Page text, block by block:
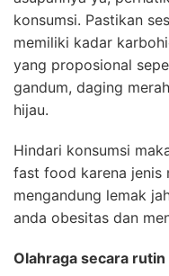
konsumsi. Pastikan
memiliki kadar
yang proposional
gandum, daging
hijau.
Hindari konsumsi
fast food karena jenis
mengandung lemak
anda obesitas dan
Olahraga secara rutin